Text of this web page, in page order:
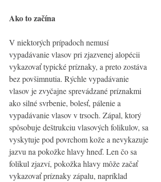
Ako to začína
V niektorých prípadoch nemusí
vypadávanie vlasov pri zjazvenej alopécii
vykazovať typické príznaky, a preto zostáva
bez povšimnutia. Rýchle vypadávanie
vlasov je zvyčajne sprevádzané príznakmi
ako silné svrbenie, bolesť, pálenie a
vypadávanie vlasov v trsoch. Zápal, ktorý
spôsobuje deštrukciu vlasových folikulov, sa
vyskytuje pod povrchom kože a nevykazuje
jazvu na pokožke hlavy hneď. Len čo sa
folikul zjazví, pokožka hlavy môže začať
vykazovať príznaky zápalu, napríklad